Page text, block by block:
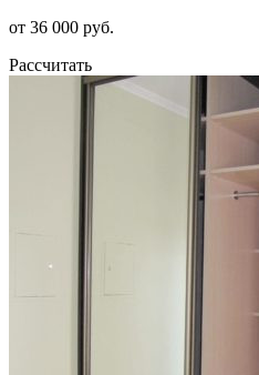
от 36 000 руб.
Рассчитать